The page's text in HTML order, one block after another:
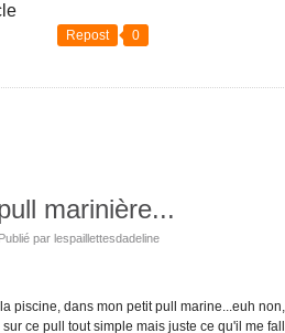
Repost 0
marinière...
Publié par lespaillettesdadeline
piscine, dans mon petit pull marine...euh
ce pull tout simple mais juste ce qu'il me